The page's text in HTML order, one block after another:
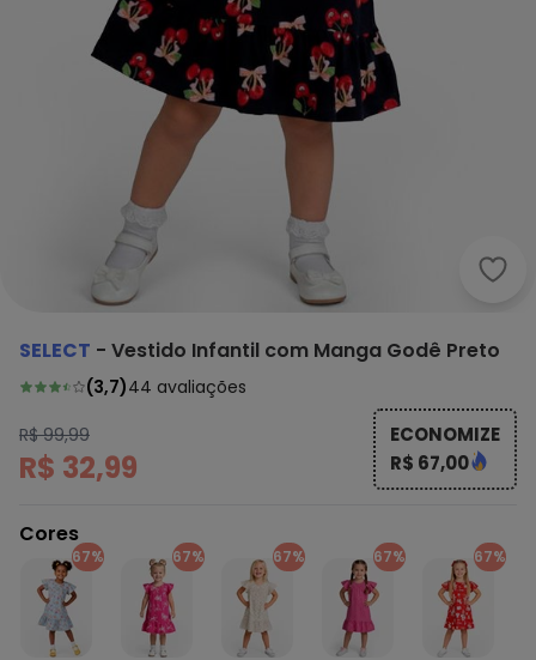
SELECT - Vestido Infantil com Manga Godê Preto
(3,7)44 avaliações
R$ 99,99
R$ 32,99
ECONOMIZE
R$ 67,00
Cores
67% 67% 67% 67% 67%